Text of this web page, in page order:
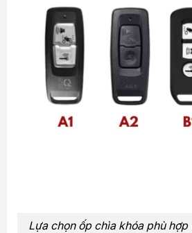
Lựa chọn ốp chìa khóa phù